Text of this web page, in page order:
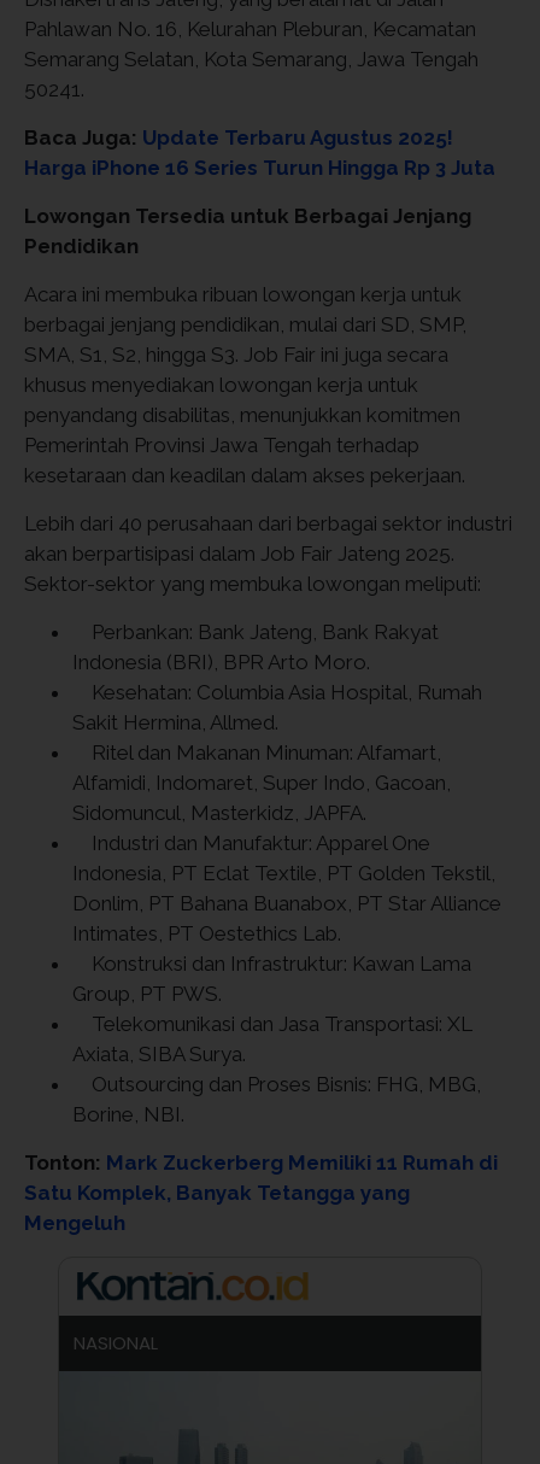
Pahlawan No. 16, Kelurahan Pleburan, Kecamatan
Semarang Selatan, Kota Semarang, Jawa Tengah
50241.
Baca Juga: Update Terbaru Agustus 2025!
Harga iPhone 16 Series Turun Hingga Rp 3 Juta
Lowongan Tersedia untuk Berbagai Jenjang
Pendidikan
Acara ini membuka ribuan lowongan kerja untuk
berbagai jenjang pendidikan, mulai dari SD, SMP,
SMA, S1, S2, hingga S3. Job Fair ini juga secara
khusus menyediakan lowongan kerja untuk
penyandang disabilitas, menunjukkan komitmen
Pemerintah Provinsi Jawa Tengah terhadap
kesetaraan dan keadilan dalam akses pekerjaan.
Lebih dari 40 perusahaan dari berbagai sektor industri
akan berpartisipasi dalam Job Fair Jateng 2025.
Sektor-sektor yang membuka lowongan meliputi:
Perbankan: Bank Jateng, Bank Rakyat
Indonesia (BRI), BPR Arto Moro.
Kesehatan: Columbia Asia Hospital, Rumah
Sakit Hermina, Allmed.
Ritel dan Makanan Minuman: Alfamart,
Alfamidi, Indomaret, Super Indo, Gacoan,
Sidomuncul, Masterkidz, JAPFA.
Industri dan Manufaktur: Apparel One
Indonesia, PT Eclat Textile, PT Golden Tekstil,
Donlim, PT Bahana Buanabox, PT Star Alliance
Intimates, PT Oestethics Lab.
Konstruksi dan Infrastruktur: Kawan Lama
Group, PT PWS.
Telekomunikasi dan Jasa Transportasi: XL
Axiata, SIBA Surya.
Outsourcing dan Proses Bisnis: FHG, MBG,
Borine, NBI.
Tonton: Mark Zuckerberg Memiliki 11 Rumah di
Satu Komplek, Banyak Tetangga yang
Mengeluh
NASIONAL